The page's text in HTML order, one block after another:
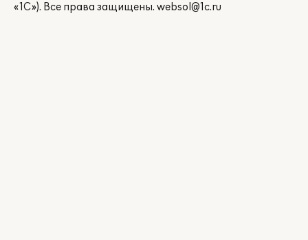
«1С»). Все права защищены. websol@1c.ru